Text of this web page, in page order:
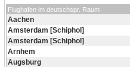
Flughafen im deutschspr. Raum
Aachen
Amsterdam [Schiphol]
Amsterdam [Schiphol]
Arnhem
Augsburg